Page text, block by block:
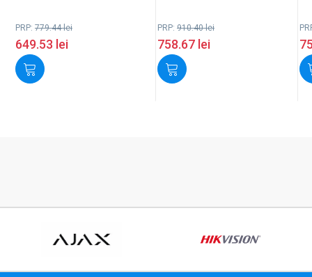
PRP: 779.44lei
649.53 lei
PRP: 910.40lei
758.67 lei